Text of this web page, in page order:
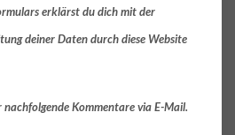
erklärst du dich mit der
deiner Daten durch diese Website
Kommentare via E-Mail.